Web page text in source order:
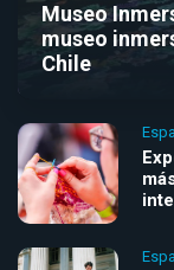
Museo
museo
Chile